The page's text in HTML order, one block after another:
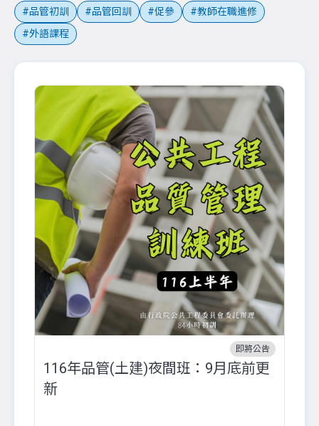
品管初訓 品管回訓 促參
教師在職進修
外語課程
即將公告
116年品管(土建)夜間班：9月底前更
新